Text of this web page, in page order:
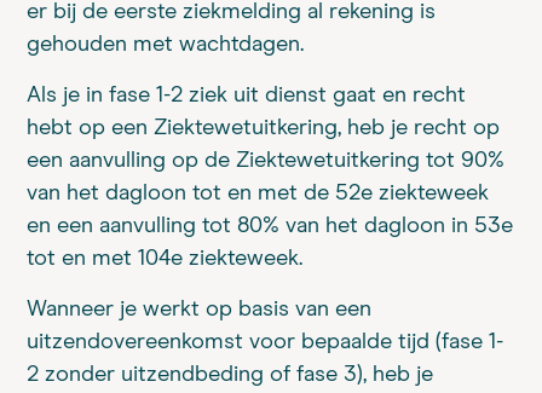
er bij de eerste ziekmelding al rekening is
gehouden met wachtdagen.
Als je in fase 1-2 ziek uit dienst gaat en recht
hebt op een Ziektewetuitkering, heb je recht op
een aanvulling op de Ziektewetuitkering tot 90%
van het dagloon tot en met de 52e ziekteweek
en een aanvulling tot 80% van het dagloon in 53e
tot en met 104e ziekteweek.
Wanneer je werkt op basis van een
uitzendovereenkomst voor bepaalde tijd (fase 1-
2 zonder uitzendbeding of fase 3), heb je